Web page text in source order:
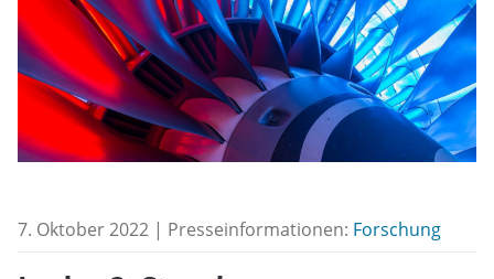
7. Oktober 2022 | Presseinformationen: Forschung